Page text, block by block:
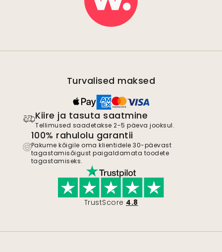
Turvalised maksed
Kiire ja tasuta saatmine
Tellimused saadetakse 2-5 päeva jooksul.
100% rahulolu garantii
Pakume kõigile oma klientidele 30-päevast
tagastamisõigust paigaldamata toodete
tagastamiseks.
TrustScore 4.8